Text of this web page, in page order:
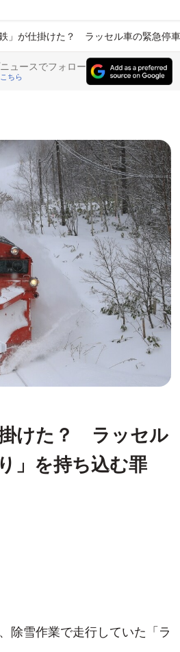
」が仕掛けた？ ラッセル車の緊急停
ュースでフォロー
ちら
けた？ ラッセル
」を持ち込む罪
除雪作業で走行していた「ラ